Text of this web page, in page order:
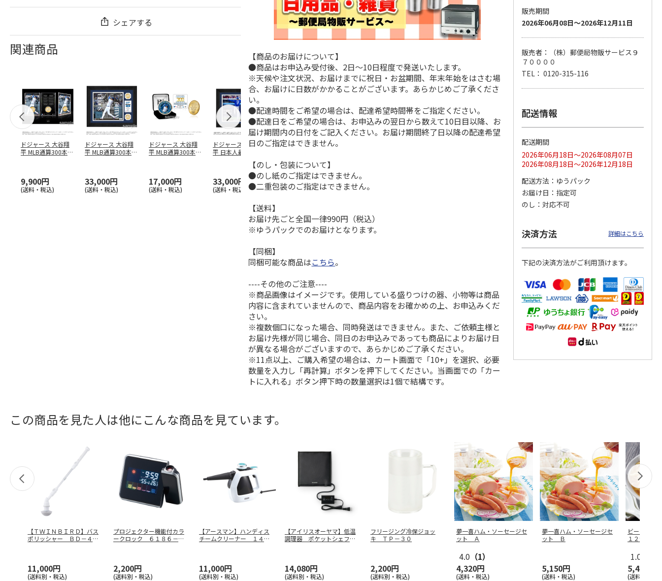
シェアする
関連商品
ドジャース 大谷翔
平 MLB通算300本塁
9,900円
(送料・税込)
ドジャース 大谷翔
平 MLB通算300本塁
33,000円
(送料・税込)
ドジャース 大谷翔
平 MLB通算300本塁
17,000円
(送料・税込)
ドジャース 大谷翔
平 日本人最多53試
合連続出塁記念 ダ
33,000円
(送料・税込)
MLB ドジャース 大
4月投手
33,000円
(送料・税込)
9,900円
(送料・税込)
ドジャース 大谷翔
平 日本人最多53試
合連続出塁記念 シ
ル…
17,000円
(送料・税込)
谷翔平 2026 NL 3・
4月投手…
【商品のお届けについて】
●商品はお申込み受付後、2日～10日程度で発送いたします。
※天候や注文状況、お届けまでに祝日・お盆期間、年末年始をはさむ場
合、お届けに日数がかかることがございます。あらかじめご了承くださ
い。
●配達時間をご希望の場合は、配達希望時間帯をご指定ください。
●配達日をご希望の場合は、お申込みの翌日から数えて10日目以降、お
届け期間内の日付をご記入ください。お届け期間終了日以降の配達希望
日のご指定はできません。
【のし・包装について】
●のし紙のご指定はできません。
●二重包装のご指定はできません。
【送料】
お届け先ごと全国一律990円（税込）
※ゆうパックでのお届けとなります。
【同梱】
同梱可能な商品はこちら。
----その他のご注意----
※商品画像はイメージです。使用している盛りつけの器、小物等は商品
内容に含まれていませんので、商品内容をお確かめの上、お申込みくだ
さい。
※複数個口になった場合、同時発送はできません。また、ご依頼主様と
お届け先様が同じ場合、同日のお申込みであっても商品によりお届け日
が異なる場合がございますので、あらかじめご了承ください。
※11点以上、ご購入希望の場合は、カート画面で「10+」を選択、必要
数量を入力し「再計算」ボタンを押下してください。当画面での「カー
トに入れる」ボタン押下時の数量選択は1個で結構です。
販売期間
2026年06月08日～2026年12月11日
販売者：（株）郵便局物販サービス９
７００００
TEL： 0120-315-116
配送情報
配送期間
2026年06月18日～2026年08月07日
2026年08月18日～2026年12月18日
配送方法
ゆうパック
お届け日
指定可
のし
対応不可
決済方法 詳細はこちら
下記の決済方法がご利用頂けます。
この商品を見た人は他にこんな商品を見ています。
【ＴＷＩＮＢＩＲＤ】バス
ポリッシャー ＢＤ－４１
11,000円
(送料別・税込)
プロジェクター機能付カラ
ークロック ６１８６－２
2,200円
(送料別・税込)
【アースマン】ハンディス
チームクリーナー １４０
11,000円
(送料別・税込)
【アイリスオーヤマ】低温
調理器 ポケットシェフ
14,080円
(送料別・税込)
フリージング冷保ジョッ
キ ＴＰ－３０
2,200円
(送料別・税込)
夢一喜ハム・ソーセージセ
ット Ａ
4.0 （1）
4,320円
(送料・税込)
夢一喜ハム・ソーセージセ
ット Ｂ
5,150円
(送料・税込)
ビーフコ
１２食
1.0
5,400円
(送料・税込)